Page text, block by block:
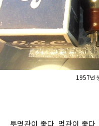
1957년